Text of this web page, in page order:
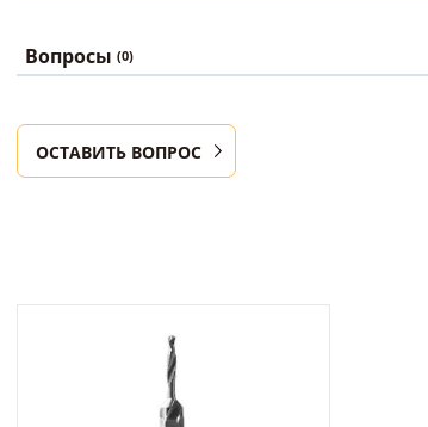
Вопросы (0)
ОСТАВИТЬ ВОПРОС